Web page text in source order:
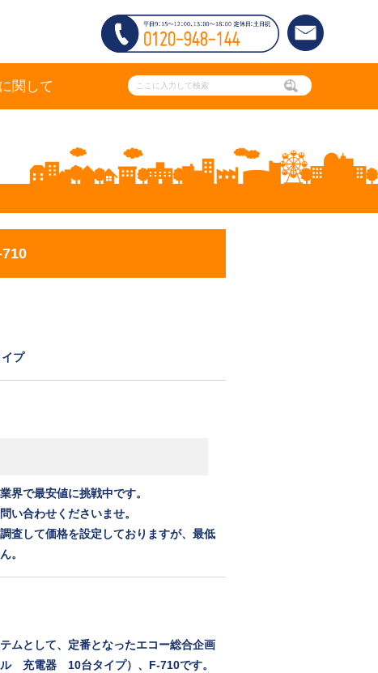
関して
プ
界で最安値に挑戦中です。
い合わせくださいませ。
査して価格を設定しておりますが、最低
。
ムとして、定番となったエコー総合企画
充電器 10台タイプ）、F-710です。